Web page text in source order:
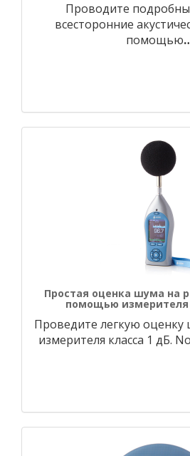
Проводите
всесторонние
помощью
Простая оценка шума на
помощью измерителя
Проведите легкую
измерителя класса 1 дБ.